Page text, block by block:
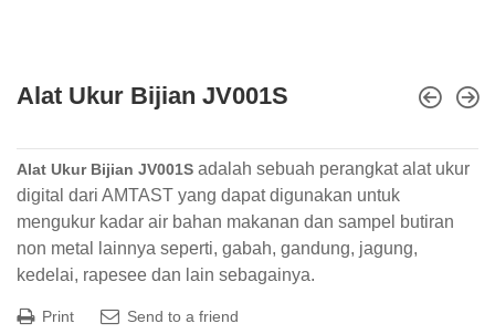
Alat Ukur Bijian JV001S
Alat Ukur Bijian JV001S adalah sebuah perangkat alat ukur
digital dari AMTAST yang dapat digunakan untuk
mengukur kadar air bahan makanan dan sampel butiran
non metal lainnya seperti, gabah, gandung, jagung,
kedelai, rapesee dan lain sebagainya.
Print Send to a friend